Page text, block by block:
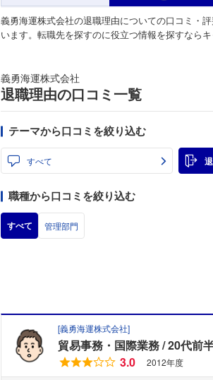
義勇海運株式会社の退職理由についての口コミ・
います。転職先を探すのに役立つ情報を探すならキ
義勇海運株式会社
退職理由の口コミ一覧
テーマから口コミを絞り込む
すべて
職種から口コミを絞り込む
すべて 管理部門
[義勇海運株式会社]
貿易事務・国際業務 20代前
3.0
2012年度